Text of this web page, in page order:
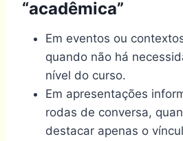
“acadêmica”
Em eventos ou
quando não há
nível do curso.
Em apresentações
rodas de conversa,
destacar apenas o